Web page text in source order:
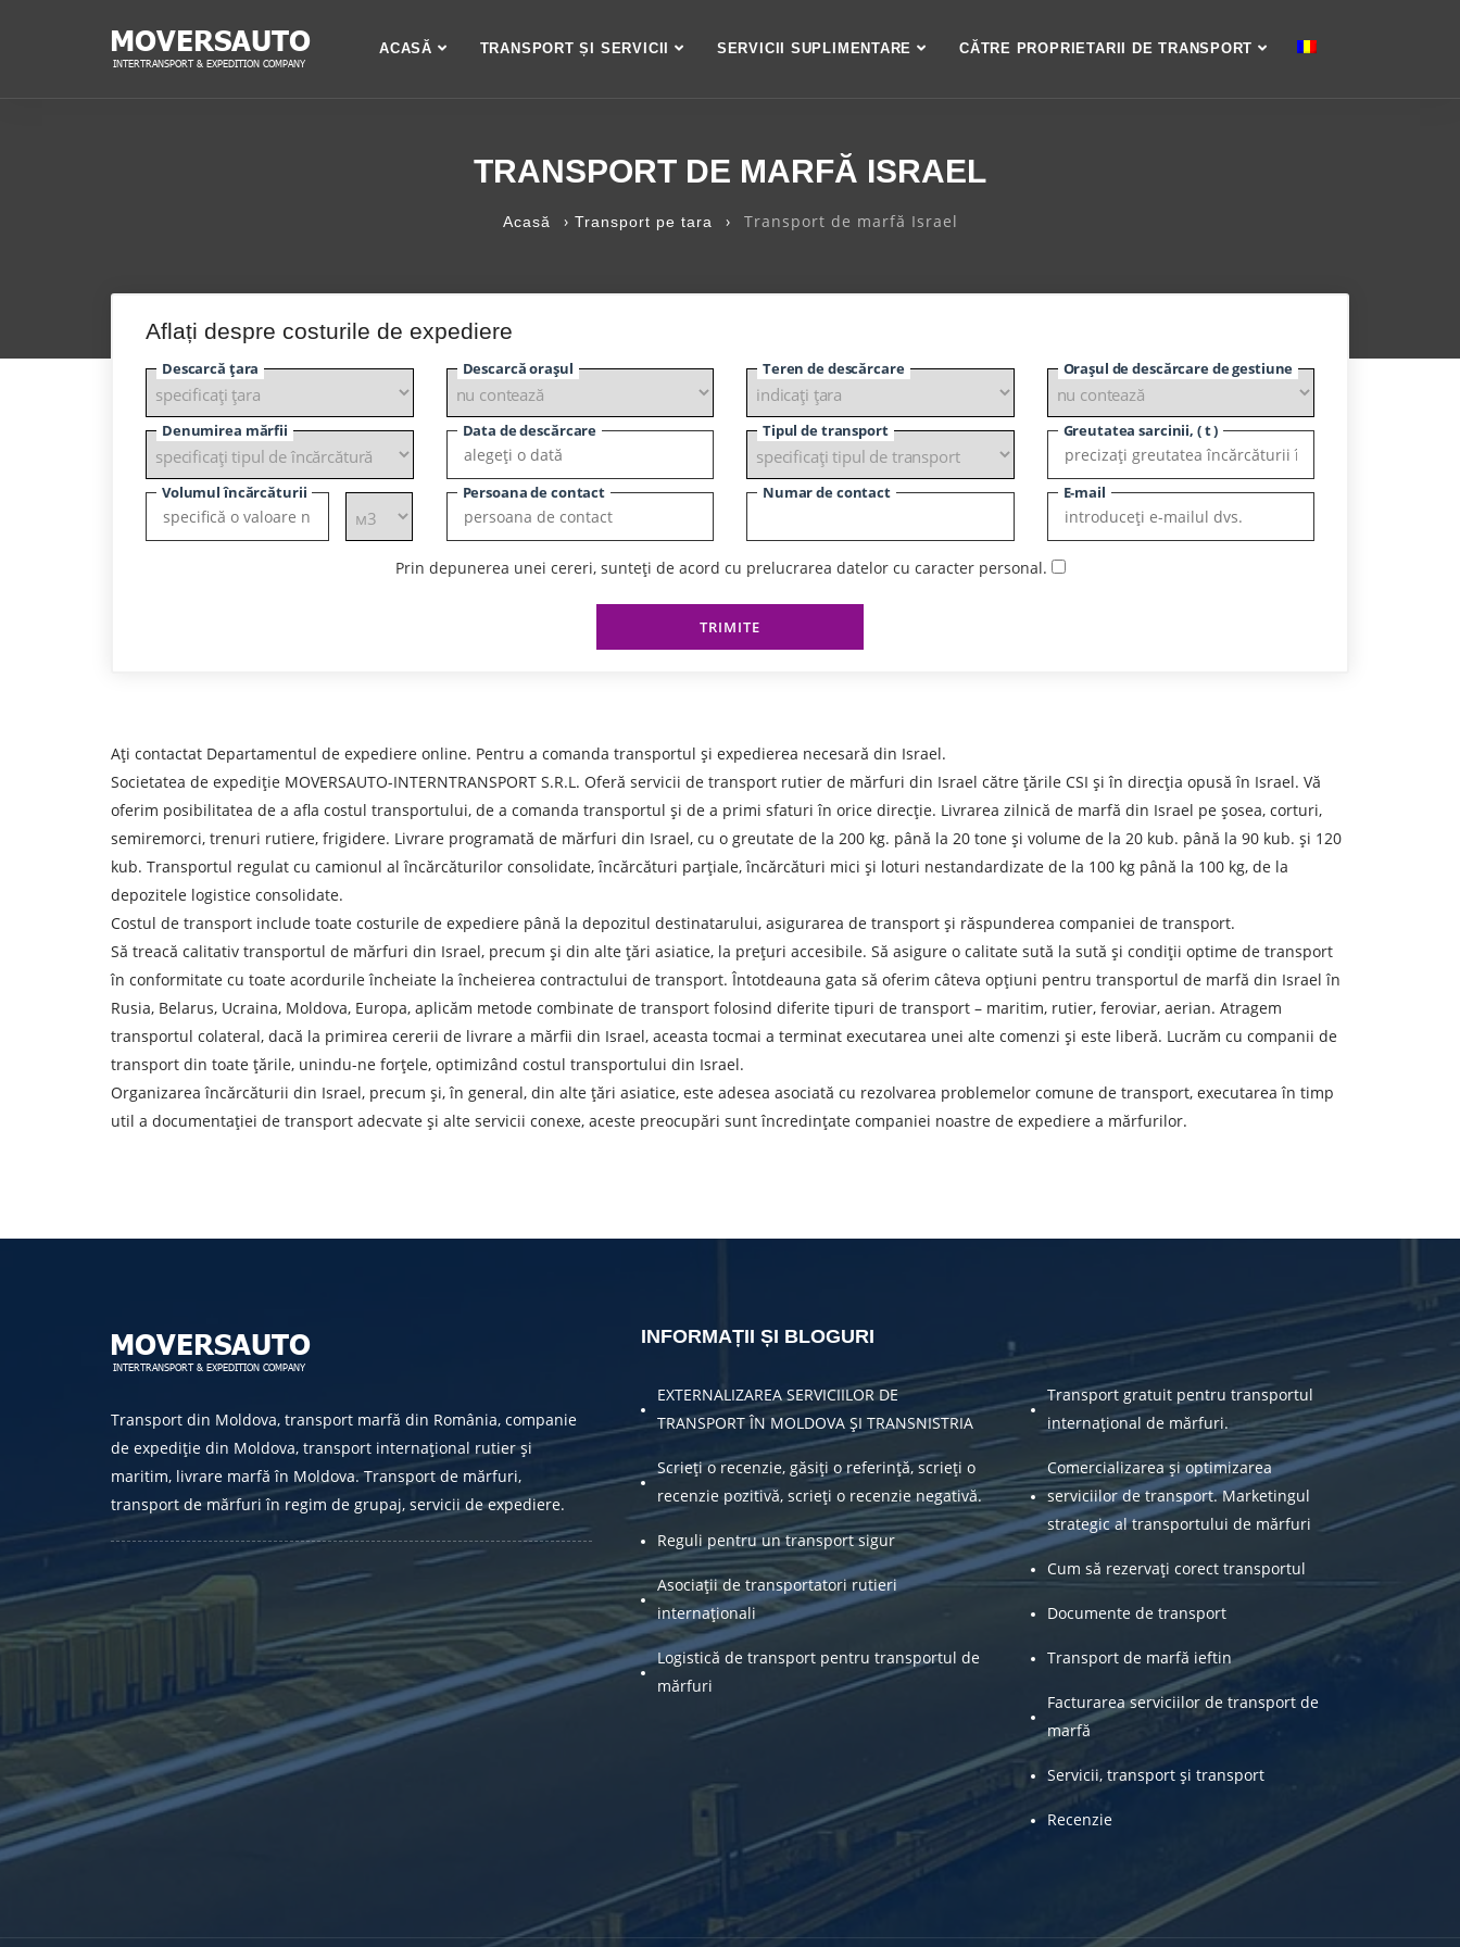
ACASĂ TRANSPORT ȘI SERVICII SERVICII SUPLIMENTARE CĂTRE PROPRIETARII DE TRANSPORT
TRANSPORT DE MARFĂ ISRAEL
Acasă › Transport pe tara › Transport de marfă Israel
Aflați despre costurile de expediere
Descarcă țara Descarcă orașul Teren de descărcare Orașul de descărcare de gestiune
Denumirea mărfii Data de descărcare Tipul de transport Greutatea sarcinii, ( t )
Volumul încărcăturii Persoana de contact Numar de contact E-mail
Prin depunerea unei cereri, sunteți de acord cu prelucrarea datelor cu caracter personal.
TRIMITE
Ați contactat Departamentul de expediere online. Pentru a comanda transportul și expedierea necesară din Israel.
Societatea de expediție MOVERSAUTO-INTERNTRANSPORT S.R.L. Oferă servicii de transport rutier de mărfuri din Israel către țările CSI și în direcția opusă în Israel. Vă
oferim posibilitatea de a afla costul transportului, de a comanda transportul și de a primi sfaturi în orice direcție. Livrarea zilnică de marfă din Israel pe șosea, corturi,
semiremorci, trenuri rutiere, frigidere. Livrare programată de mărfuri din Israel, cu o greutate de la 200 kg. până la 20 tone și volume de la 20 kub. până la 90 kub. și 120
kub. Transportul regulat cu camionul al încărcăturilor consolidate, încărcături parțiale, încărcături mici și loturi nestandardizate de la 100 kg până la 100 kg, de la
depozitele logistice consolidate.
Costul de transport include toate costurile de expediere până la depozitul destinatarului, asigurarea de transport și răspunderea companiei de transport.
Să treacă calitativ transportul de mărfuri din Israel, precum și din alte țări asiatice, la prețuri accesibile. Să asigure o calitate sută la sută și condiții optime de transport
în conformitate cu toate acordurile încheiate la încheierea contractului de transport. Întotdeauna gata să oferim câteva opțiuni pentru transportul de marfă din Israel în
Rusia, Belarus, Ucraina, Moldova, Europa, aplicăm metode combinate de transport folosind diferite tipuri de transport – maritim, rutier, feroviar, aerian. Atragem
transportul colateral, dacă la primirea cererii de livrare a mărfii din Israel, aceasta tocmai a terminat executarea unei alte comenzi și este liberă. Lucrăm cu companii de
transport din toate țările, unindu-ne forțele, optimizând costul transportului din Israel.
Organizarea încărcăturii din Israel, precum și, în general, din alte țări asiatice, este adesea asociată cu rezolvarea problemelor comune de transport, executarea în timp
util a documentației de transport adecvate și alte servicii conexe, aceste preocupări sunt încredințate companiei noastre de expediere a mărfurilor.
Transport din Moldova, transport marfă din România, companie
de expediție din Moldova, transport internațional rutier și
maritim, livrare marfă în Moldova. Transport de mărfuri,
transport de mărfuri în regim de grupaj, servicii de expediere.
INFORMAȚII ȘI BLOGURI
EXTERNALIZAREA SERVICIILOR DE
TRANSPORT ÎN MOLDOVA ȘI TRANSNISTRIA
Scrieți o recenzie, găsiți o referință, scrieți o
recenzie pozitivă, scrieți o recenzie negativă.
Reguli pentru un transport sigur
Asociații de transportatori rutieri
internaționali
Logistică de transport pentru transportul de
mărfuri
Transport gratuit pentru transportul
internațional de mărfuri.
Comercializarea și optimizarea
serviciilor de transport. Marketingul
strategic al transportului de mărfuri
Cum să rezervați corect transportul
Documente de transport
Transport de marfă ieftin
Facturarea serviciilor de transport de
marfă
Servicii, transport și transport
Recenzie
Aflați despre costurile de expediere
Descarcă țara Descarcă orașul Teren de descărcare
Orașul de descărcare de gestiune Denumirea mărfii Data de descărcare
Tipul de transport Greutatea sarcinii, ( t ) Volumul încărcăturii